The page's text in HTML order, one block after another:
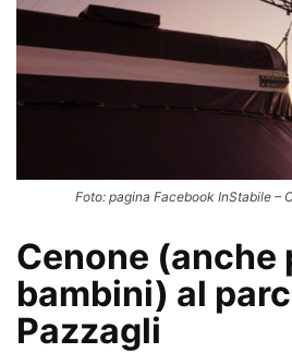
Foto: pagina Facebook InStabile –
Cenone (anche
bambini) al
Pazzagli